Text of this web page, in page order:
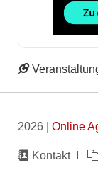
2026 | Online
Navigation
Kontakt